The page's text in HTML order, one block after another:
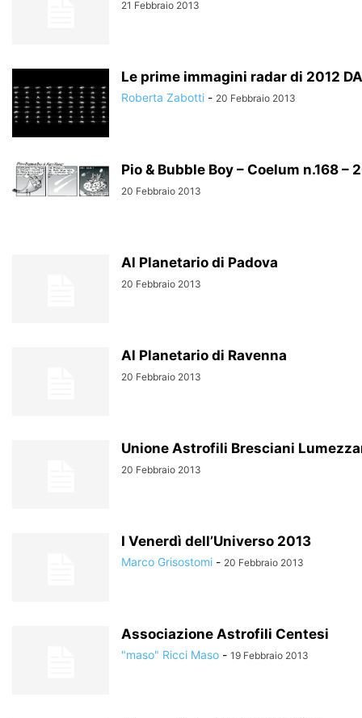
21 Febbraio 2013
Le prime immagini radar di 2012
Roberta Zabotti - 20 Febbraio 2013
Pio & Bubble Boy – Coelum n.168 –
20 Febbraio 2013
Al Planetario di Padova
20 Febbraio 2013
Al Planetario di Ravenna
20 Febbraio 2013
Unione Astrofili Bresciani
20 Febbraio 2013
I Venerdì dell’Universo 2013
Marco Grisostomi - 20 Febbraio 2013
Associazione Astrofili Centesi
"maso" Ricci Maso - 19 Febbraio 2013